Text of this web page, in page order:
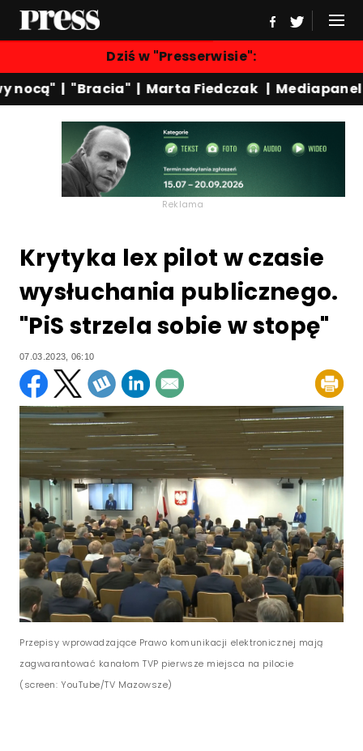
Dziś w "Presserwisie":
|"Bracia"|Marta Fiedczak|Mediapanel |
Reklama
Krytyka lex pilot w czasie
wysłuchania publicznego.
"PiS strzela sobie w stopę"
07.03.2023, 06:10
Przepisy wprowadzające Prawo komunikacji elektronicznej mają
zagwarantować kanałom TVP pierwsze miejsca na pilocie
(screen: YouTube/TV Mazowsze)